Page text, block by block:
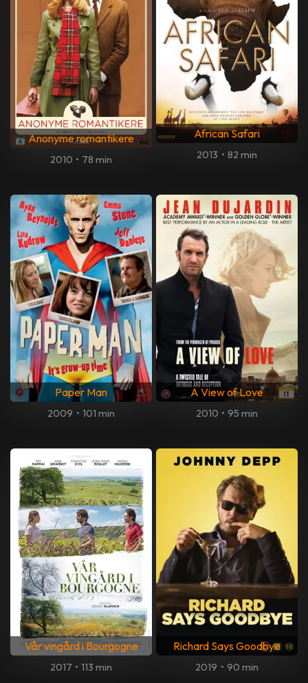
Anonyme romantikere
2010 • 78 min
African Safari
2013 • 82 min
Paper Man
2009 • 101 min
A View of Love
2010 • 95 min
Vår vingård i Bourgogne
2017 • 113 min
Richard Says Goodbye
2019 • 90 min